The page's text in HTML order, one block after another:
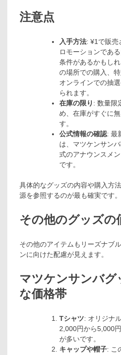
注意点
入手方法: ¥1で販売
ロモーションであ
条件があるかもし
の場所での購入、
オンラインでの抽
られます。
在庫の限り : 数量限
め、在庫がすぐに
す。
公式情報の確認: 最
は、マツケンサン
式のアナウンスメ
です。
具体的なグッズの内容や購入方
源を参照するのが最も確実です。
その他のグッズの
その他のアイテムもリーズナブ
ンに向けた配慮が見えます。
マツケンサンバグ
な価格帯
Tシャツ: オリジナ
2,000円から5,000
が多いです。
キャップや帽子: こ